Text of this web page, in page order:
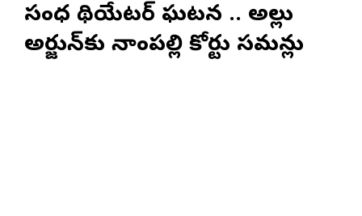
సంధ్య థియేటర్ ఘటన .. అల్లు
అర్జున్‌కు నాంపల్లి కోర్టు సమన్లు